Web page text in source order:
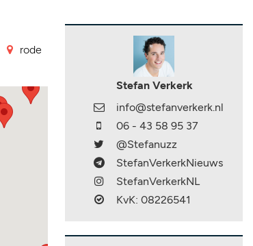
rode
Stefan Verkerk
info@stefanverkerk.nl
06 - 43 58 95 37
@Stefanuzz
StefanVerkerkNieuws
StefanVerkerkNL
KvK: 08226541